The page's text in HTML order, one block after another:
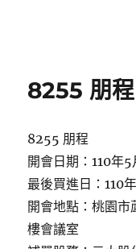
8255 朋程
8255 朋程
開會日期：110年
最後買進日：110
開會地點：桃園
樓會議室